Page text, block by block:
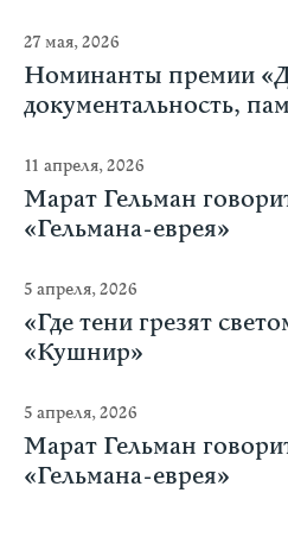
27 мая, 2026
Номинанты премии
документальность,
11 апреля, 2026
Марат Гельман
«Гельмана-еврея»
5 апреля, 2026
«Где тени грезят
«Кушнир»
5 апреля, 2026
Марат Гельман
«Гельмана-еврея»